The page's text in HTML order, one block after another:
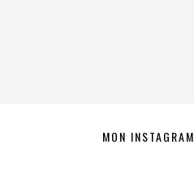
MON INSTAGRAM